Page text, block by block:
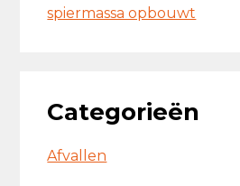
spiermassa opbouwt
Categorieën
Afvallen